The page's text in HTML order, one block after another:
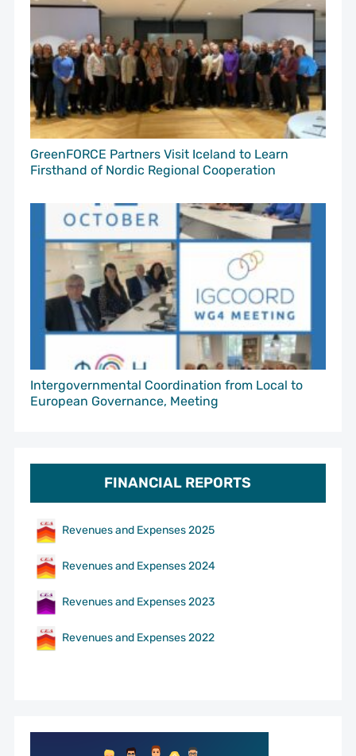
GreenFORCE Partners Visit Iceland to Learn
Firsthand of Nordic Regional Cooperation
Intergovernmental Coordination from Local to
European Governance, Meeting
FINANCIAL REPORTS
Revenues and Expenses 2025
Revenues and Expenses 2024
Revenues and Expenses 2023
Revenues and Expenses 2022